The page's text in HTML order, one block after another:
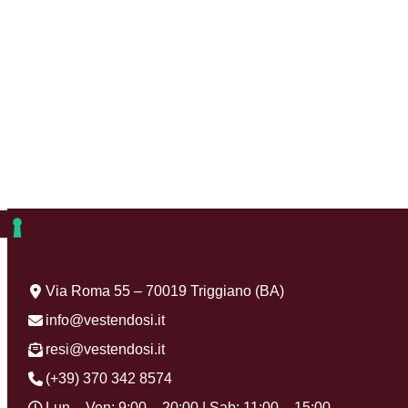
Via Roma 55 – 70019 Triggiano (BA)
info@vestendosi.it
resi@vestendosi.it
(+39) 370 342 8574